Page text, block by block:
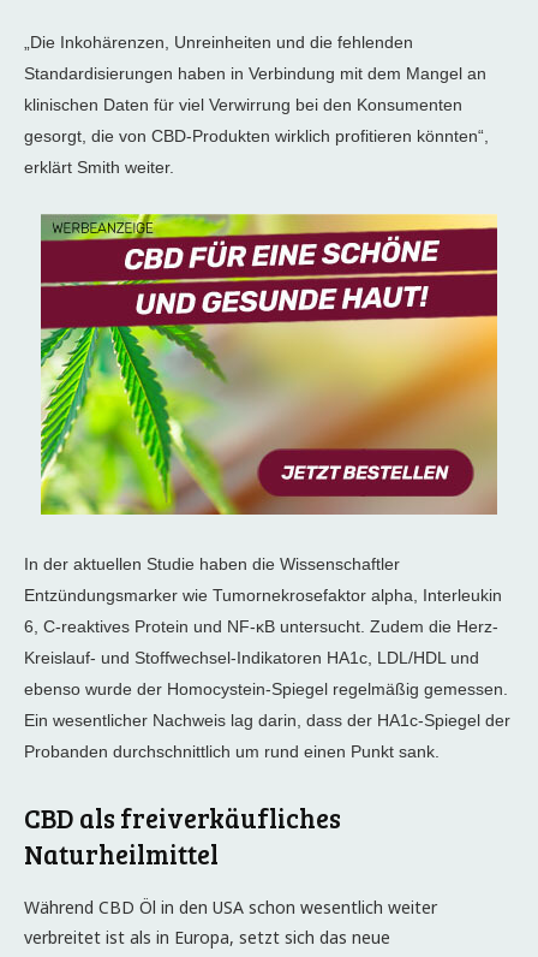
„Die Inkohärenzen, Unreinheiten und die fehlenden
Standardisierungen haben in Verbindung mit dem Mangel an
klinischen Daten für viel Verwirrung bei den Konsumenten
gesorgt, die von CBD-Produkten wirklich profitieren könnten“,
erklärt Smith weiter.
In der aktuellen Studie haben die Wissenschaftler
Entzündungsmarker wie Tumornekrosefaktor alpha, Interleukin
6, C-reaktives Protein und NF-κB untersucht. Zudem die Herz-
Kreislauf- und Stoffwechsel-Indikatoren HA1c, LDL/HDL und
ebenso wurde der Homocystein-Spiegel regelmäßig gemessen.
Ein wesentlicher Nachweis lag darin, dass der HA1c-Spiegel der
Probanden durchschnittlich um rund einen Punkt sank.
CBD als freiverkäufliches
Naturheilmittel
Während CBD Öl in den USA schon wesentlich weiter
verbreitet ist als in Europa, setzt sich das neue